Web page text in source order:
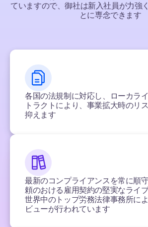
ていますので、御社は新入社員が力強
とに専念できます
各国の法規制に対応し、ローカラ
トラクトにより、事業拡大時のリ
抑えます
最新のコンプライアンスを常に順
頼のおける雇用契約の堅実なライブ
世界中のトップ労務法律事務所に
ビューが行われています